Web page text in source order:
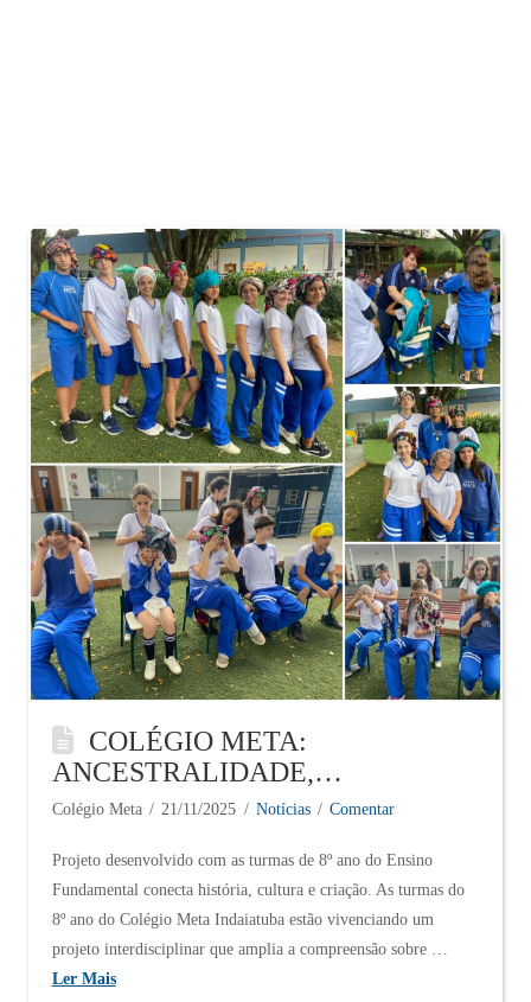
COLÉGIO META:
ANCESTRALIDADE,
IDENTIDADE E RESPEITO.
Colégio Meta 21/11/2025 Notícias Comentar
Projeto desenvolvido com as turmas de 8º ano do Ensino
Fundamental conecta história, cultura e criação. As turmas do
8º ano do Colégio Meta Indaiatuba estão vivenciando um
projeto interdisciplinar que amplia a compreensão sobre …
Ler Mais